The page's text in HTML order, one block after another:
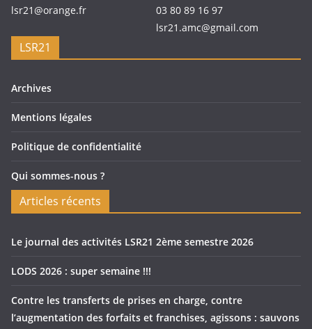
lsr21@orange.fr
03 80 89 16 97
lsr21.amc@gmail.com
LSR21
Archives
Mentions légales
Politique de confidentialité
Qui sommes-nous ?
Articles récents
Le journal des activités LSR21 2ème semestre 2026
LODS 2026 : super semaine !!!
Contre les transferts de prises en charge, contre
l’augmentation des forfaits et franchises, agissons : sauvons